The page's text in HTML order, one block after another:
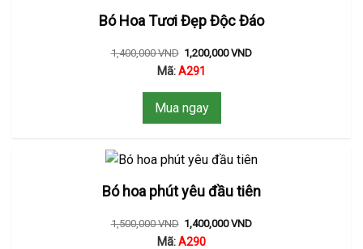
Bó Hoa Tươi Đẹp Độc Đáo
1,400,000VND 1,200,000VND
Mã:A291
Mua ngay
Bó hoa phút yêu đầu tiên
1,500,000VND 1,400,000VND
Mã:A290